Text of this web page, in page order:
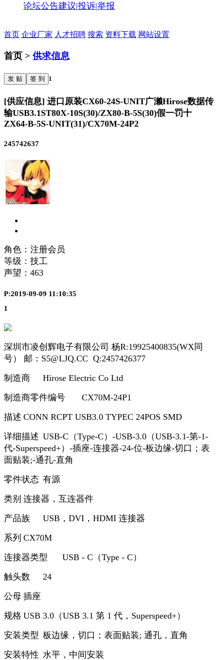
论坛公告建议|投诉|举报
首页 企业厂家 人才招聘 搜索 资料下载 网站设置
首页 > 供求信息
发 贴 签 到 1
[供应信息] 进口原装CX60-24S-UNIT广濑Hirose数据传
输USB3.1ST80X-10S(30)/ZX80-B-5S(30)假一罚十
ZX64-B-5S-UNIT(31)/CX70M-24P2
245742637
角色：注册会员
等级：技工
声望： 463
P:2019-09-09 11:10:35
1
深圳市凌创辉电子有限公司 杨R:19925400835(WX同
号） 邮：S5@LJQ.CC Q:2457426377
制造商
Hirose Electric Co Ltd
制造商零件编号
CX70M-24P1
描述 CONN RCPT USB3.0 TYPEC 24POS SMD
详细描述 USB-C（Type-C）-USB-3.0（USB-3.1-第-1-
代-Superspeed+）-插座-连接器-24-位-板边缘-切口；表
面贴装;-通孔-直角
零件状态 有源
类别 连接器，互连器件
产品族
USB，DVI，HDMI 连接器
系列 CX70M
连接器类型
USB - C（Type - C）
触头数
24
公母 插座
规格 USB 3.0（USB 3.1 第 1 代，Superspeed+）
安装类型 板边缘，切口；表面贴装; 通孔，直角
安装特性 水平，中间安装